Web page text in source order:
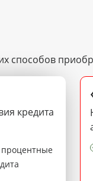
способов
кредита
процентные